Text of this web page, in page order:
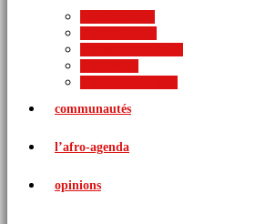
communautés
l’afro-agenda
opinions